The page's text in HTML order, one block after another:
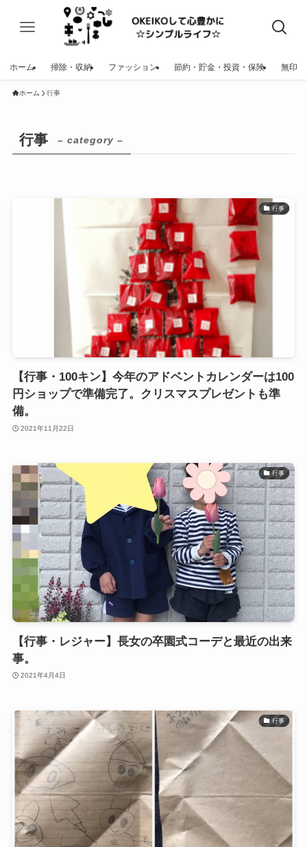
ホーム 掃除・収納 ファッション 節約・貯金・投資・保険 無印
ホーム 行事
行事 – category –
行事
【行事・100キン】今年のアドベントカレンダーは100
円ショップで準備完了。クリスマスプレゼントも準
備。
2021年11月22日
行事
【行事・レジャー】長女の卒園式コーデと最近の出来
事。
2021年4月4日
行事